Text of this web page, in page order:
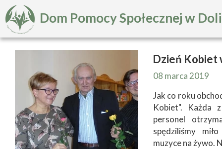
Dom Pomocy Społecznej w
08 marca 2019
Jak co roku
Kobiet". Każda
personel
spędziliśmy
muzyce na żywo.
Dzień Kobiet